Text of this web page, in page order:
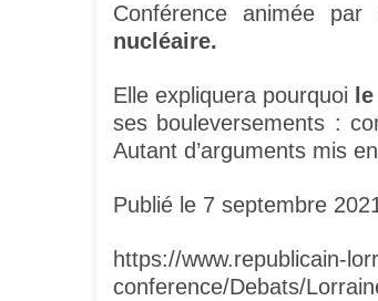
Conférence animée par
nucléaire.
Elle expliquera pourquoi
ses bouleversements :
Autant d’arguments mis
Publié le 7 septembre
https://www.republicain-
conference/Debats/